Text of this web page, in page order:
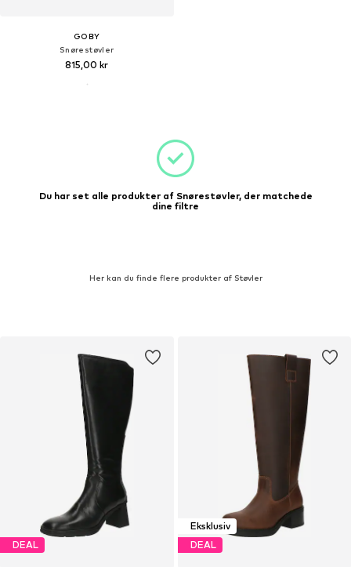
GOBY
Snørestøvler
815,00 kr
Du har set alle produkter af Snørestøvler, der matchede
dine filtre
Her kan du finde flere produkter af Støvler
DEAL
Eksklusiv
DEAL